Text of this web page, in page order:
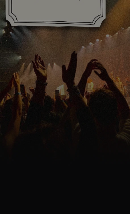
Детский массаж (кроме
лечебного)
Цена по запросу